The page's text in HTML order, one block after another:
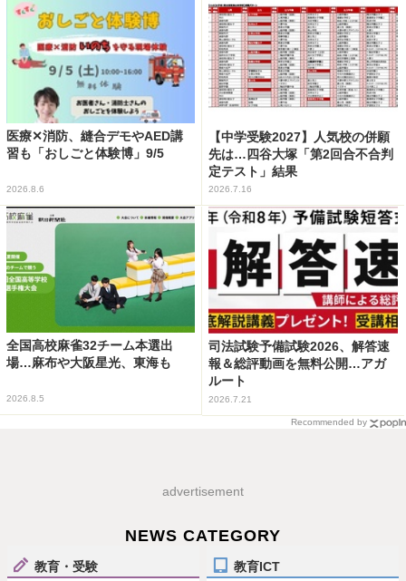
医療✕消防、縫合デモやAED講
習も「おしごと体験博」9/5
2026.8.6
【中学受験2027】人気校の併願
先は…四谷大塚「第2回合不合判
定テスト」結果
2026.7.16
全国高校麻雀32チーム本選出
場…麻布や大阪星光、東海も
2026.8.5
司法試験予備試験2026、解答速
報＆総評動画を無料公開…アガ
ルート
2026.7.21
Recommended by
advertisement
NEWS CATEGORY
教育・受験 教育ICT